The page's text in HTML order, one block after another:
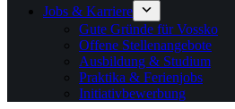
Jobs & Karriere
Gute Gründe für Vossko
Offene Stellenangebote
Ausbildung & Studium
Praktika & Ferienjobs
Initiativbewerbung